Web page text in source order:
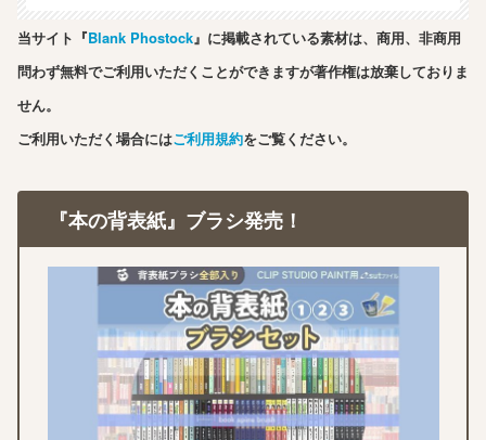
当サイト『Blank Phostock』に掲載されている素材は、商用、非商用
問わず無料でご利用いただくことができますが著作権は放棄しておりま
せん。
ご利用いただく場合にはご利用規約をご覧ください。
『本の背表紙』ブラシ発売！